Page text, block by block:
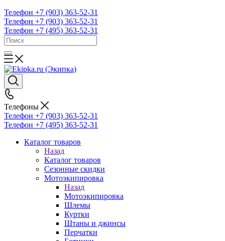
Телефон +7 (903) 363-52-31
Телефон +7 (903) 363-52-31
Телефон +7 (495) 363-52-31
Телефоны
Телефон +7 (903) 363-52-31
Телефон +7 (495) 363-52-31
Каталог товаров
Назад
Каталог товаров
Сезонные скидки
Мотоэкипировка
Назад
Мотоэкипировка
Шлемы
Куртки
Штаны и джинсы
Перчатки